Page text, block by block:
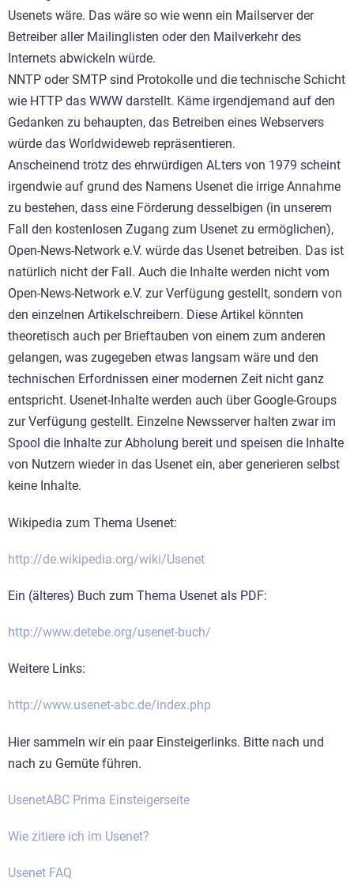
Usenets wäre. Das wäre so wie wenn ein Mailserver der
Betreiber aller Mailinglisten oder den Mailverkehr des
Internets abwickeln würde.
NNTP oder SMTP sind Protokolle und die technische Schicht
wie HTTP das WWW darstellt. Käme irgendjemand auf den
Gedanken zu behaupten, das Betreiben eines Webservers
würde das Worldwideweb repräsentieren.
Anscheinend trotz des ehrwürdigen ALters von 1979 scheint
irgendwie auf grund des Namens Usenet die irrige Annahme
zu bestehen, dass eine Förderung desselbigen (in unserem
Fall den kostenlosen Zugang zum Usenet zu ermöglichen),
Open-News-Network e.V. würde das Usenet betreiben. Das ist
natürlich nicht der Fall. Auch die Inhalte werden nicht vom
Open-News-Network e.V. zur Verfügung gestellt, sondern von
den einzelnen Artikelschreibern. Diese Artikel könnten
theoretisch auch per Brieftauben von einem zum anderen
gelangen, was zugegeben etwas langsam wäre und den
technischen Erfordnissen einer modernen Zeit nicht ganz
entspricht. Usenet-Inhalte werden auch über Google-Groups
zur Verfügung gestellt. Einzelne Newsserver halten zwar im
Spool die Inhalte zur Abholung bereit und speisen die Inhalte
von Nutzern wieder in das Usenet ein, aber generieren selbst
keine Inhalte.
Wikipedia zum Thema Usenet:
http://de.wikipedia.org/wiki/Usenet
Ein (älteres) Buch zum Thema Usenet als PDF:
http://www.detebe.org/usenet-buch/
Weitere Links:
http://www.usenet-abc.de/index.php
Hier sammeln wir ein paar Einsteigerlinks. Bitte nach und
nach zu Gemüte führen.
UsenetABC Prima Einsteigerseite
Wie zitiere ich im Usenet?
Usenet FAQ